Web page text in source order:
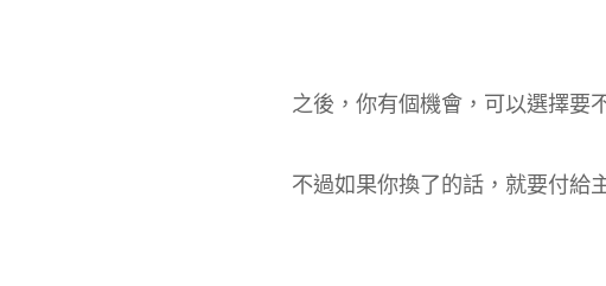
之後，你有個機會，可以選擇要
不過如果你換了的話，就要付給